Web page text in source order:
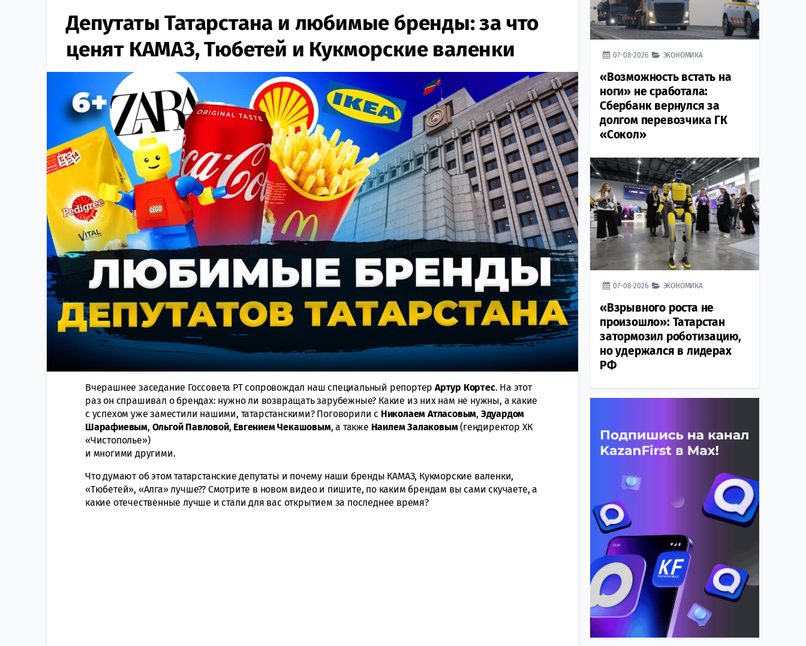
Депутаты Татарстана и любимые бренды: за что
ценят КАМАЗ, Тюбетей и Кукморские валенки
Вчерашнее заседание Госсовета РТ сопровождал наш специальный репортер Артур Кортес. На этот
раз он спрашивал о брендах: нужно ли возвращать зарубежные? Какие из них нам не нужны, а какие
с успехом уже заместили нашими, татарстанскими? Поговорили с Николаем Атласовым, Эдуардом
Шарафиевым, Ольгой Павловой, Евгением Чекашовым, а также Наилем Залаковым(гендиректор ХК
«Чистополье»)
и многими другими.
Что думают об этом татарстанские депутаты и почему наши бренды КАМАЗ, Кукморские валенки,
«Тюбетей», «Алга» лучше?? Смотрите в новом видео и пишите, по каким брендам вы сами скучаете, а
какие отечественные лучше и стали для вас открытием за последнее время?
07-08-2026 ЭКОНОМИКА
«Возможность встать на
ноги» не сработала:
Сбербанк вернулся за
долгом перевозчика ГК
«Сокол»
07-08-2026 ЭКОНОМИКА
«Взрывного роста не
произошло»: Татарстан
затормозил роботизацию,
но удержался в лидерах
РФ